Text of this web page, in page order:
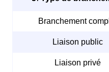
Branchement
Liaison public
Liaison privé